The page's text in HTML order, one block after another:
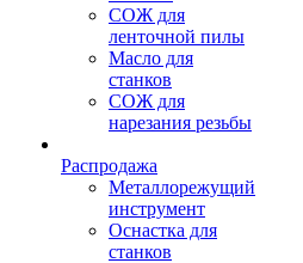
СОЖ для
ленточной пилы
Масло для
станков
СОЖ для
нарезания резьбы
Распродажа
Металлорежущий
инструмент
Оснастка для
станков